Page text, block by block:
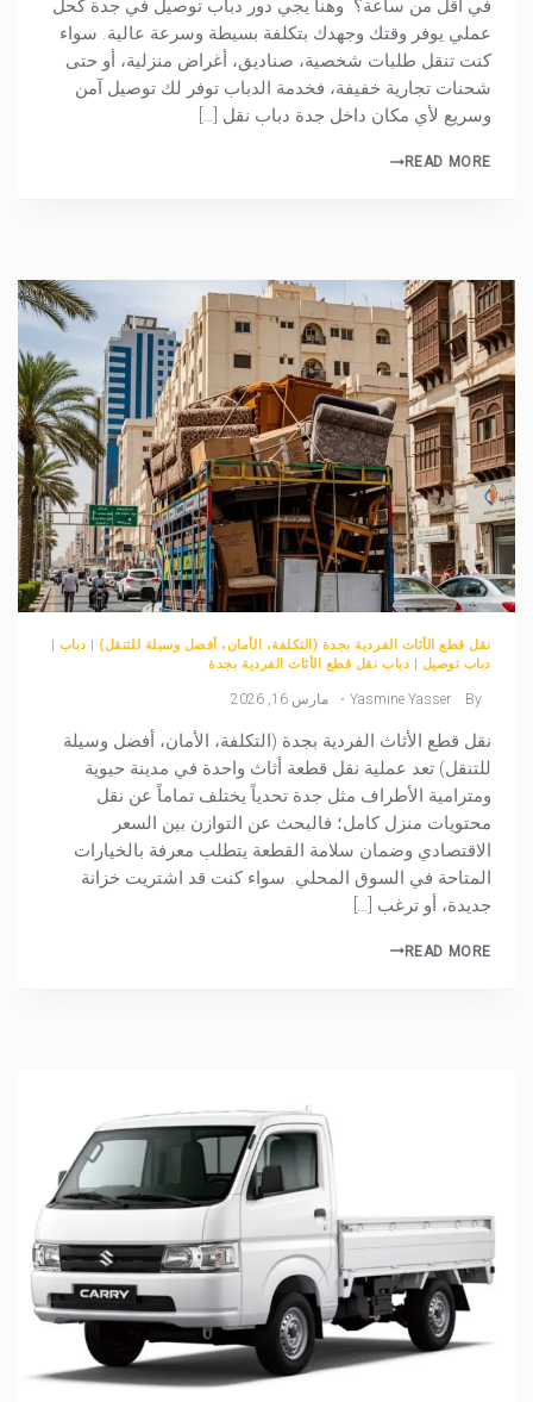
في أقل من ساعة؟ وهنا يجي دور دباب توصيل في جدة كحل
عملي يوفر وقتك وجهدك بتكلفة بسيطة وسرعة عالية. سواء
كنت تنقل طلبات شخصية، صناديق، أغراض منزلية، أو حتى
شحنات تجارية خفيفة، فخدمة الدباب توفر لك توصيل آمن
وسريع لأي مكان داخل جدة دباب نقل […]
READ MORE
نقل قطع الأثاث الفردية بجدة (التكلفة، الأمان، أفضل وسيلة للتنقل) | دباب |
دباب توصيل | دباب نقل قطع الأثاث الفردية بجدة
By
Yasmine Yasser مارس 16, 2026
نقل قطع الأثاث الفردية بجدة (التكلفة، الأمان، أفضل وسيلة
للتنقل) تعد عملية نقل قطعة أثاث واحدة في مدينة حيوية
ومترامية الأطراف مثل جدة تحدياً يختلف تماماً عن نقل
محتويات منزل كامل؛ فالبحث عن التوازن بين السعر
الاقتصادي وضمان سلامة القطعة يتطلب معرفة بالخيارات
المتاحة في السوق المحلي. سواء كنت قد اشتريت خزانة
جديدة، أو ترغب […]
READ MORE